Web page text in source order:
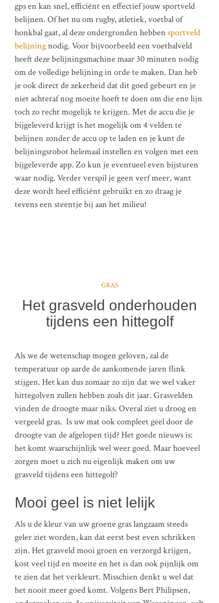
gps en kan snel, efficiënt en effectief jouw sportveld
belijnen. Of het nu om rugby, atletiek, voetbal of
honkbal gaat, al deze ondergronden hebben sportveld
belijningnodig. Voor bijvoorbeeld een voetbalveld
heeft deze belijningsmachine maar 30 minuten nodig
om de volledige belijning in orde te maken. Dan heb
je ook direct de zekerheid dat dit goed gebeurt en je
niet achteraf nog moeite hoeft te doen om die ene lijn
toch zo recht mogelijk te krijgen. Met de accu die je
bijgeleverd krijgt is het mogelijk om 4 velden te
belijnen zonder de accu op te laden en je kunt de
belijningsrobot helemaal instellen en volgen met een
bijgeleverde app. Zo kun je eventueel even bijsturen
waar nodig. Verder verspil je geen verf meer, want
deze wordt heel efficiënt gebruikt en zo draag je
tevens een steentje bij aan het milieu!
GRAS
Het grasveld onderhouden
tijdens een hittegolf
Als we de wetenschap mogen geloven, zal de
temperatuur op aarde de aankomende jaren flink
stijgen. Het kan dus zomaar zo zijn dat we wel vaker
hittegolven zullen hebben zoals dit jaar. Grasvelden
vinden de droogte maar niks. Overal ziet u droog en
vergeeld gras. Is uw mat ook compleet geel door de
droogte van de afgelopen tijd? Het goede nieuws is:
het komt waarschijnlijk wel weer goed. Maar hoeveel
zorgen moet u zich nu eigenlijk maken om uw
grasveld tijdens een hittegolf?
Mooi geel is niet lelijk
Als u de kleur van uw groene gras langzaam steeds
geler ziet worden, kan dat eerst best even schrikken
zijn. Het grasveld mooi groen en verzorgd krijgen,
kost veel tijd en moeite en het is dan ook pijnlijk om
te zien dat het verkleurt. Misschien denkt u wel dat
het nooit meer goed komt. Volgens Bert Philipsen,